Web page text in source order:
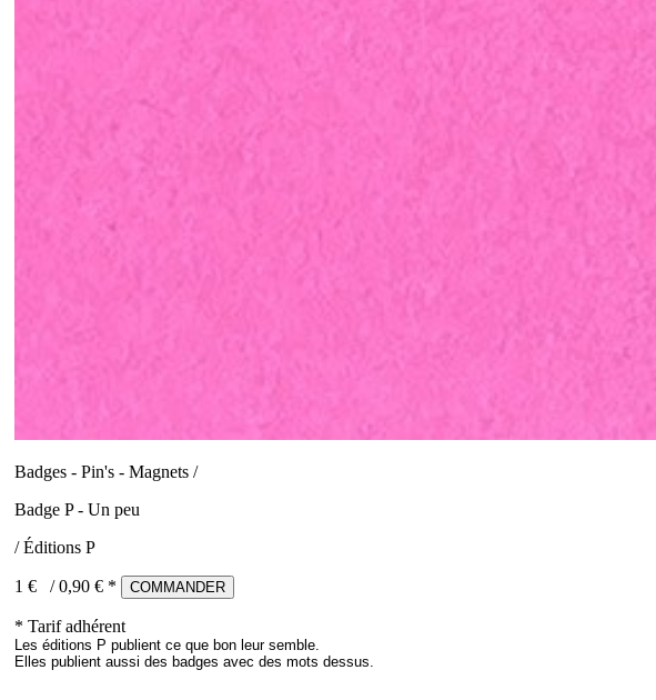
Badges - Pin's - Magnets /
Badge P - Un peu
/ Éditions P
1 € /0,90 € * COMMANDER
* Tarif adhérent
Les éditions P publient ce que bon leur semble.
Elles publient aussi des badges avec des mots dessus.